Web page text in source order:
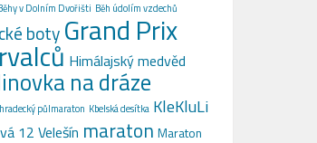
v Dolním Dvořišti Běh údolím vzdechů
boty Grand Prix
Himálajský medvěd
na dráze
půlmaraton Kbelská desítka KleKluLi
12 Velešín maraton Maraton